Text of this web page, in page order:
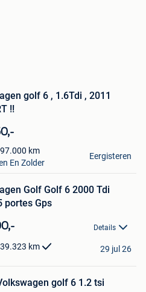
golf 6 , 1.6Tdi , 2011
!!
km
En Zolder
Eergisteren
Golf Golf 6 2000 Tdi
portes Gps
Details
km 29 jul 26
golf 6 1.2 tsi